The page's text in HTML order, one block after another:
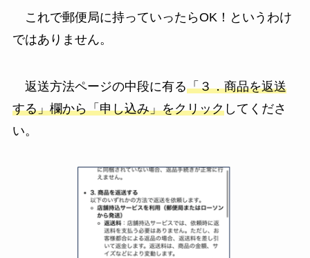
これで郵便局に持っていったらOK！というわけ
ではありません。
返送方法ページの中段に有る「３．商品を返送
する」欄から「申し込み」をクリックしてくださ
い。